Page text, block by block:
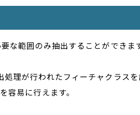
な範囲のみ抽出することができ
理が行われたフィーチャクラス
易に行えます。